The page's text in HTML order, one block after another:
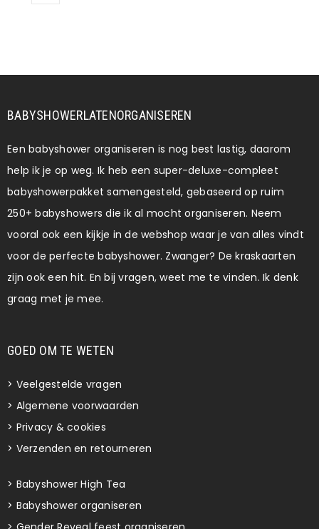
BABYSHOWERLATENORGANISEREN
Een babyshower organiseren is nog best lastig, daarom
help ik je op weg. Ik heb een super-deluxe-compleet
babyshowerpakket samengesteld, gebaseerd op ruim
250+ babyshowers die ik al mocht organiseren. Neem
vooral ook een kijkje in de webshop waar je van alles vindt
voor de perfecte babyshower. Zwanger? De kraskaarten
zijn ook een hit. En bij vragen, weet me te vinden. Ik denk
graag met je mee.
GOED OM TE WETEN
> Veelgestelde vragen
> Algemene voorwaarden
> Privacy & cookies
> Verzenden en retourneren
> Babyshower High Tea
> Babyshower organiseren